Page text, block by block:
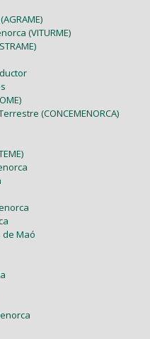
(VITURME)
(CONCEMENORCA)
de Maó